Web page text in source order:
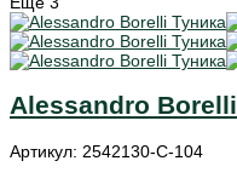
Alessandro Borelli
Артикул: 2542130-C-104